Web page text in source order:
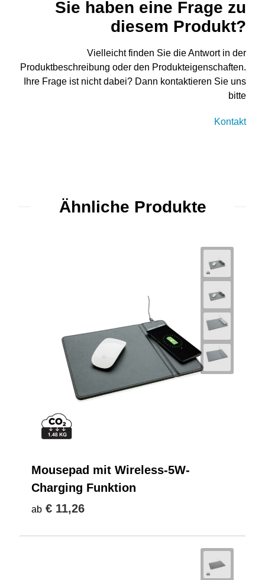
Sie haben eine Frage zu
diesem Produkt?
Vielleicht finden Sie die Antwort in der
Produktbeschreibung oder den Produkteigenschaften.
Ihre Frage ist nicht dabei? Dann kontaktieren Sie uns
bitte
Kontakt
Ähnliche Produkte
Mousepad mit Wireless-5W-
Charging Funktion
ab € 11,26